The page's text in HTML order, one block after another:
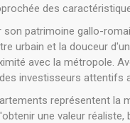
des
patrimoine gallo-
urbain et la douceur
avec la métropole.
investisseurs attentifs
représentent
une valeur